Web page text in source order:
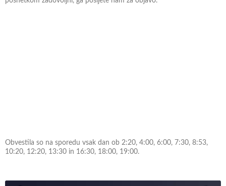
Obvestila so na sporedu vsak dan ob 2:20, 4:00, 6:00, 7:30, 8:53,
10:20, 12:20, 13:30 in 16:30, 18:00, 19:00.